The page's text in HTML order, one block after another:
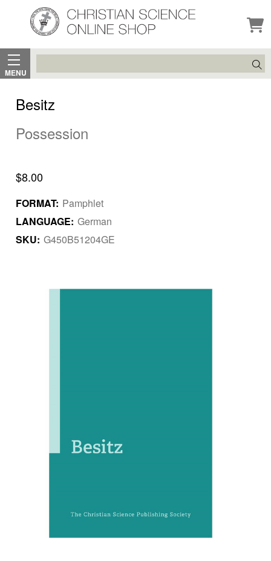
MENU
Search
Besitz
Possession
$8.00
FORMAT: Pamphlet
LANGUAGE: German
SKU: G450B51204GE